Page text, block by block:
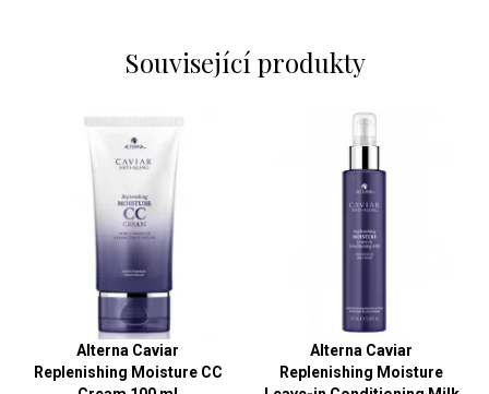
Související produkty
Alterna Caviar
Replenishing Moisture CC
Alterna Caviar
Replenishing Moisture